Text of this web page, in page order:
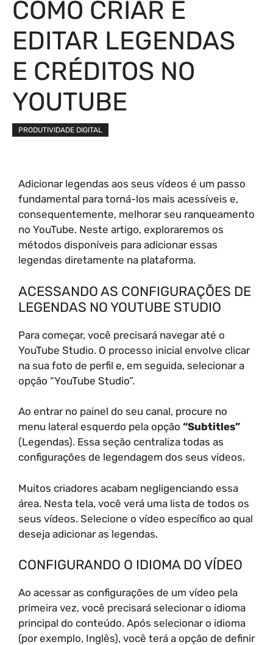
COMO CRIAR E
EDITAR LEGENDAS
E CRÉDITOS NO
YOUTUBE
PRODUTIVIDADE DIGITAL
Adicionar legendas aos seus vídeos é um passo
fundamental para torná-los mais acessíveis e,
consequentemente, melhorar seu ranqueamento
no YouTube. Neste artigo, exploraremos os
métodos disponíveis para adicionar essas
legendas diretamente na plataforma.
ACESSANDO AS CONFIGURAÇÕES DE
LEGENDAS NO YOUTUBE STUDIO
Para começar, você precisará navegar até o
YouTube Studio. O processo inicial envolve clicar
na sua foto de perfil e, em seguida, selecionar a
opção “YouTube Studio”.
Ao entrar no painel do seu canal, procure no
menu lateral esquerdo pela opção “Subtitles”
(Legendas). Essa seção centraliza todas as
configurações de legendagem dos seus vídeos.
Muitos criadores acabam negligenciando essa
área. Nesta tela, você verá uma lista de todos os
seus vídeos. Selecione o vídeo específico ao qual
deseja adicionar as legendas.
CONFIGURANDO O IDIOMA DO VÍDEO
Ao acessar as configurações de um vídeo pela
primeira vez, você precisará selecionar o idioma
principal do conteúdo. Após selecionar o idioma
(por exemplo, Inglês), você terá a opção de definir